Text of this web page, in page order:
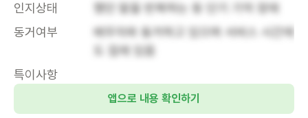
인지상태
했던 말을 반복하는 등 단기 기억 장애
동거여부
배우자와 동거하고 있으며 서비스 시간에
도 집에 있음
특이사항
앱으로 내용 확인하기